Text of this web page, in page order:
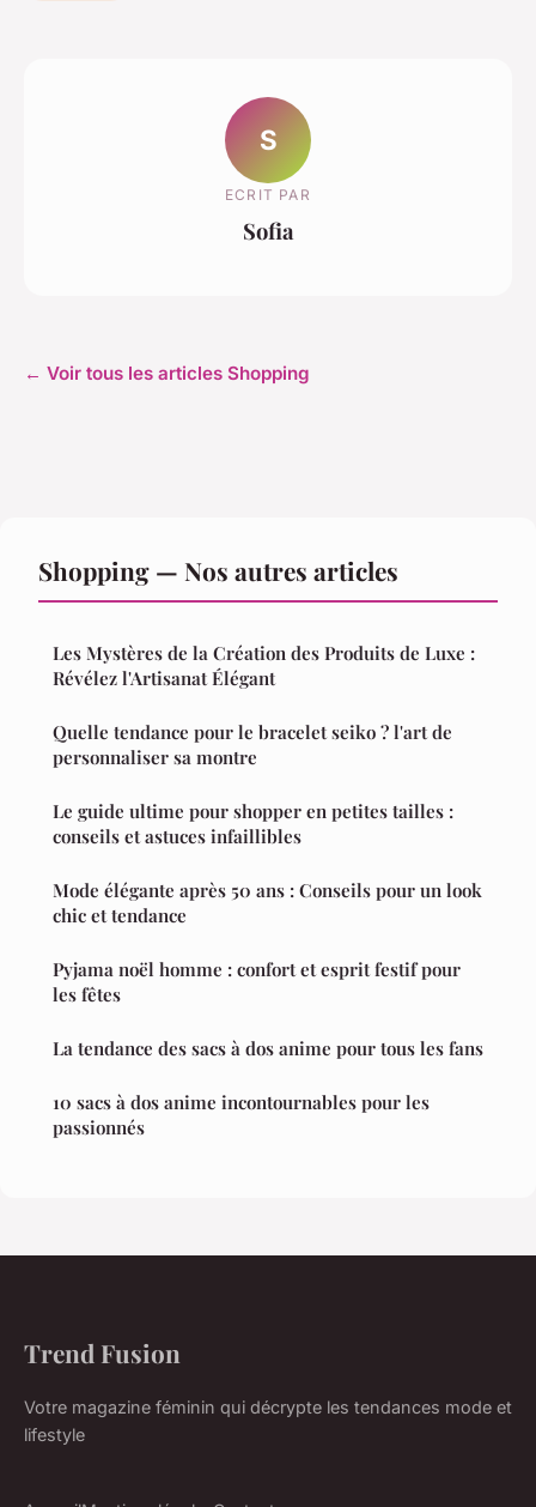
S
ECRIT PAR
Sofia
← Voir tous les articles Shopping
Shopping — Nos autres articles
Les Mystères de la Création des Produits de Luxe :
Révélez l'Artisanat Élégant
Quelle tendance pour le bracelet seiko ? l'art de
personnaliser sa montre
Le guide ultime pour shopper en petites tailles :
conseils et astuces infaillibles
Mode élégante après 50 ans : Conseils pour un look
chic et tendance
Pyjama noël homme : confort et esprit festif pour
les fêtes
La tendance des sacs à dos anime pour tous les fans
10 sacs à dos anime incontournables pour les
passionnés
Trend Fusion
Votre magazine féminin qui décrypte les tendances mode et
lifestyle